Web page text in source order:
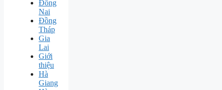
Đồng
Nai
Đồng
Tháp
Gia
Lai
Giới
thiệu
Hà
Giang